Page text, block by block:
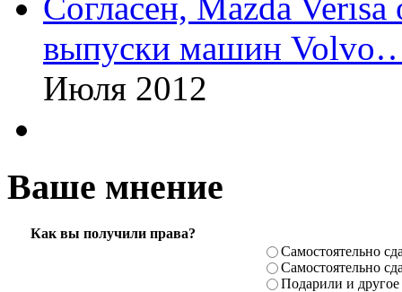
Согласен, Mazda
выпуски машин
Июля 2012
Ваше мнение
Как вы получили права?
Самостоя­тельно
Самостоя­тельно
Подарили­ и другое